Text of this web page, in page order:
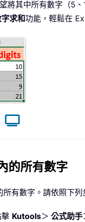
將其中所有數字（5
求和功能，輕鬆在
的所有數字
有數字。請依照下列
Kutools＞ 公式助手